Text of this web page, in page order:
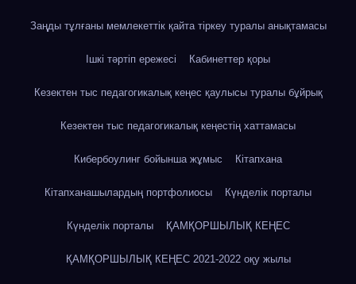
Заңды тұлғаны мемлекеттік қайта тіркеу туралы анықтамасы
Ішкі тәртіп ережесі Кабинеттер қоры
Кезектен тыс педагогикалық кеңес қаулысы туралы бұйрық
Кезектен тыс педагогикалық кеңестің хаттамасы
Кибербоулинг бойынша жұмыс Кітапхана
Кітапханашылардың портфолиосы Күнделік порталы
Күнделік порталы ҚАМҚОРШЫЛЫҚ КЕҢЕС
ҚАМҚОРШЫЛЫҚ КЕҢЕС 2021-2022 оқу жылы